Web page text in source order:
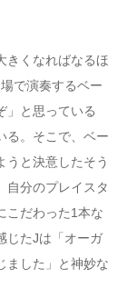
きくなればなるほ
で演奏するベー
」と思っている
る。そこで、ベー
うと決意したそう
自分のプレイスタ
こだわった1本な
じたJは「オーガ
ました」と神妙な